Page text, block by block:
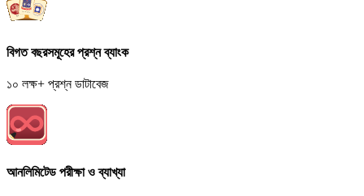
বিগত বছরসমূহের প্রশ্ন ব্যাংক
১০ লক্ষ+ প্রশ্ন ডাটাবেজ
আনলিমিটেড পরীক্ষা ও ব্যাখ্যা